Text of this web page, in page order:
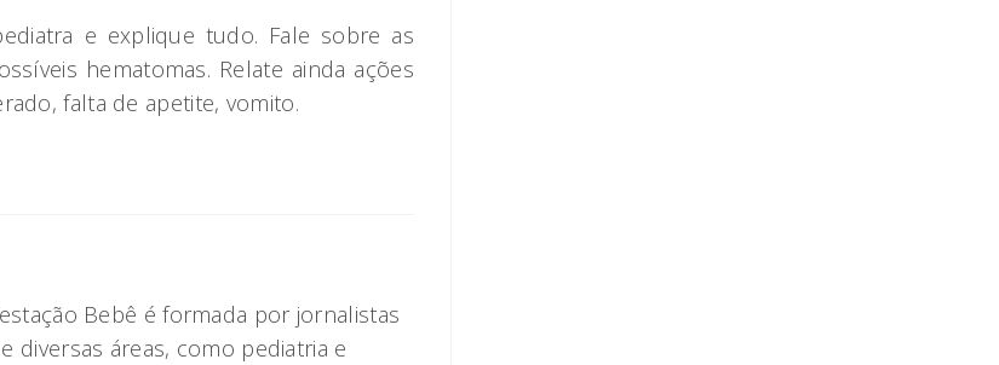
e explique tudo. Fale sobre as
hematomas. Relate ainda ações
falta de apetite, vomito.
Bebê é formada por jornalistas
diversas áreas, como pediatria e